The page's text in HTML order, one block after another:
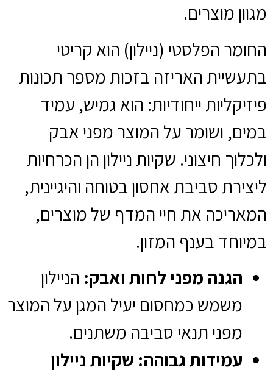
מגוון מוצרים.
החומר הפלסטי (ניילון) הוא קריטי
בתעשיית האריזה בזכות מספר תכונות
פיזיקליות ייחודיות: הוא גמיש, עמיד
במים, ושומר על המוצר מפני אבק
ולכלוך חיצוני. שקיות ניילון הן הכרחיות
ליצירת סביבת אחסון בטוחה והיגיינית,
המאריכה את חיי המדף של מוצרים,
במיוחד בענף המזון.
הגנה מפני לחות ואבק: הניילון
משמש כמחסום יעיל המגן על המוצר
מפני תנאי סביבה משתנים.
עמידות גבוהה: שקיות ניילון